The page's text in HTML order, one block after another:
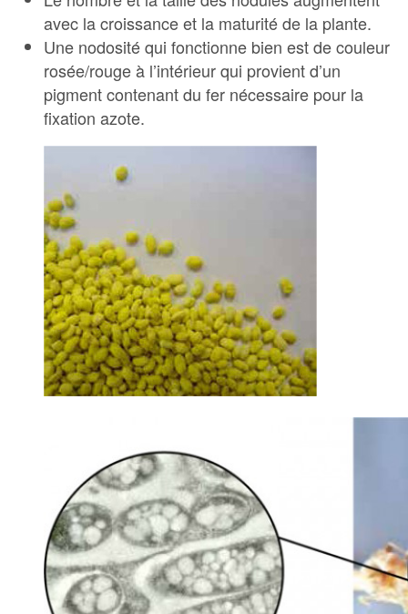
avec la croissance et la maturité de la plante.
Une nodosité qui fonctionne bien est de couleur
rosée/rouge à l’intérieur qui provient d’un
pigment contenant du fer nécessaire pour la
fixation azote.